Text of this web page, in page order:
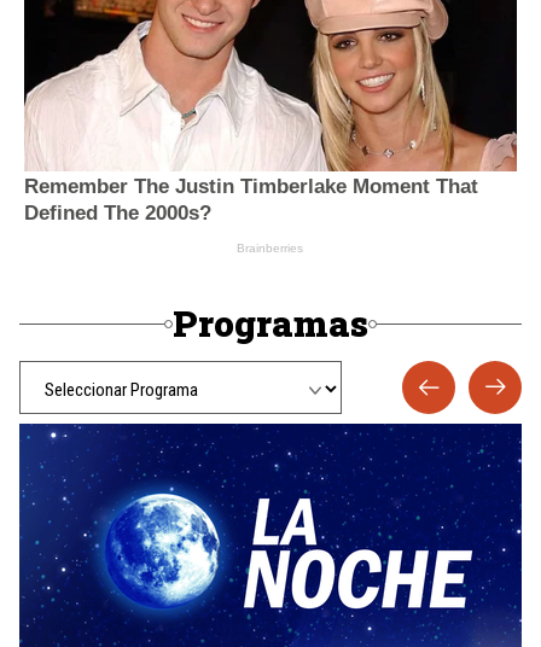
Programas